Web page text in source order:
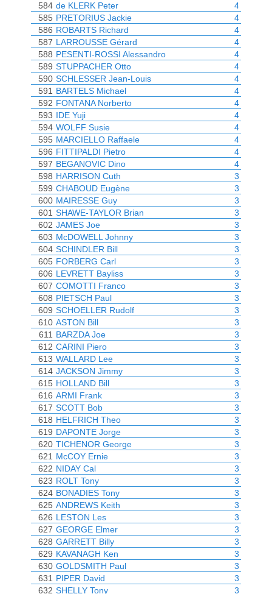
584 de KLERK Peter
4
585 PRETORIUS Jackie
4
586 ROBARTS Richard
4
587 LARROUSSE Gérard
4
588 PESENTI-ROSSI Alessandro
4
589 STUPPACHER Otto
4
590 SCHLESSER Jean-Louis
4
591 BARTELS Michael
4
592 FONTANA Norberto
4
593 IDE Yuji
4
594 WOLFF Susie
4
595 MARCIELLO Raffaele
4
596 FITTIPALDI Pietro
4
597 BEGANOVIC Dino
4
598 HARRISON Cuth
3
599 CHABOUD Eugène
3
600 MAIRESSE Guy
3
601 SHAWE-TAYLOR Brian
3
602 JAMES Joe
3
603 McDOWELL Johnny
3
604 SCHINDLER Bill
3
605 FORBERG Carl
3
606 LEVRETT Bayliss
3
607 COMOTTI Franco
3
608 PIETSCH Paul
3
609 SCHOELLER Rudolf
3
610 ASTON Bill
3
611 BARZDA Joe
3
612 CARINI Piero
3
613 WALLARD Lee
3
614 JACKSON Jimmy
3
615 HOLLAND Bill
3
616 ARMI Frank
3
617 SCOTT Bob
3
618 HELFRICH Theo
3
619 DAPONTE Jorge
3
620 TICHENOR George
3
621 McCOY Ernie
3
622 NIDAY Cal
3
623 ROLT Tony
3
624 BONADIES Tony
3
625 ANDREWS Keith
3
626 LESTON Les
3
627 GEORGE Elmer
3
628 GARRETT Billy
3
629 KAVANAGH Ken
3
630 GOLDSMITH Paul
3
631 PIPER David
3
632 SHELLY Tony
3